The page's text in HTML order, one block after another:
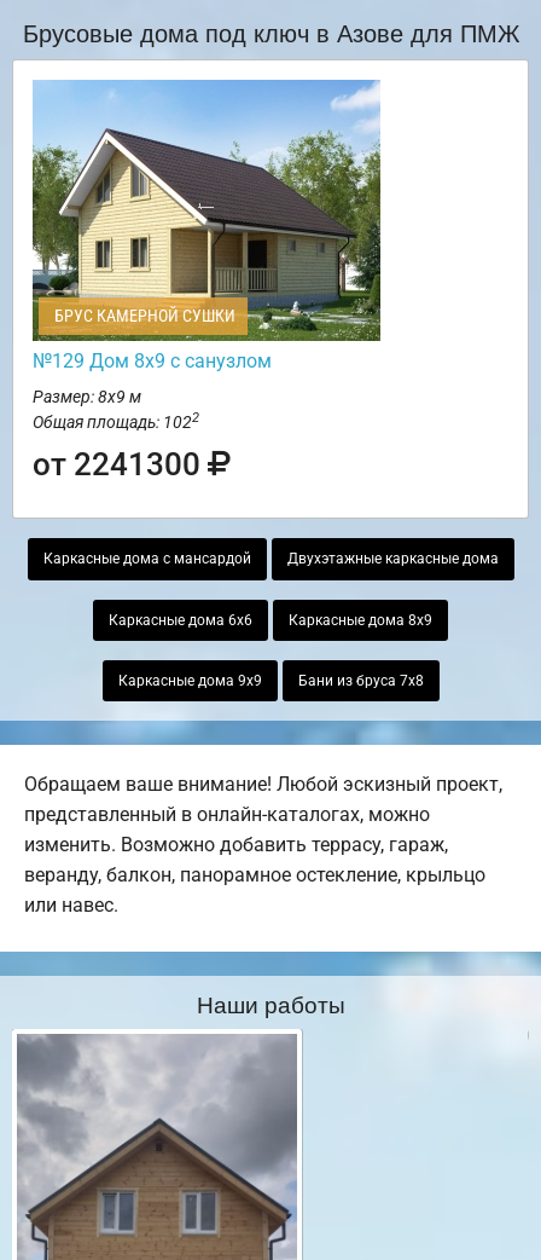
Брусовые дома под ключ в Азове для ПМЖ
БРУС КАМЕРНОЙ СУШКИ
№129 Дом 8х9 с санузлом
Размер: 8х9 м
Общая площадь: 1022
от 2241300
Каркасные дома с мансардой Двухэтажные каркасные дома
Каркасные дома 6х6 Каркасные дома 8х9
Каркасные дома 9х9 Бани из бруса 7х8
Обращаем ваше внимание! Любой эскизный проект,
представленный в онлайн-каталогах, можно
изменить. Возможно добавить террасу, гараж,
веранду, балкон, панорамное остекление, крыльцо
или навес.
Наши работы